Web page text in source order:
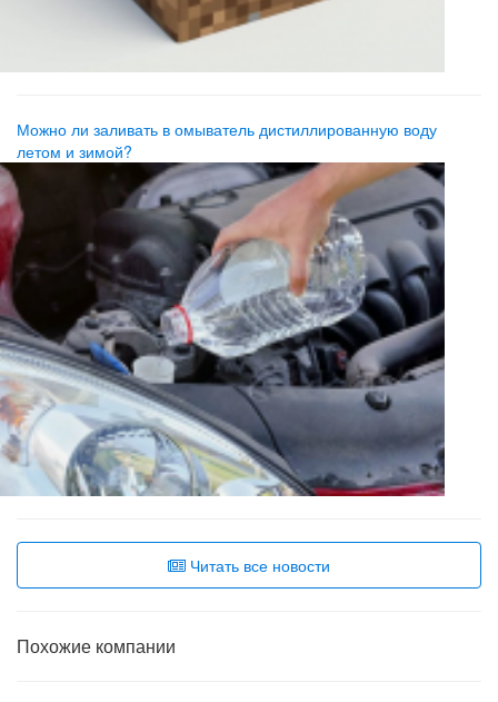
Можно ли заливать в омыватель дистиллированную воду
летом и зимой?
Читать все новости
Похожие компании